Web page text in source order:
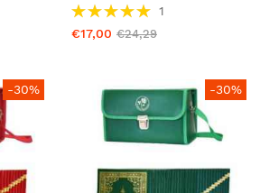
Puanlama:
100%
1
€17,00 €24,29
-30% -30%